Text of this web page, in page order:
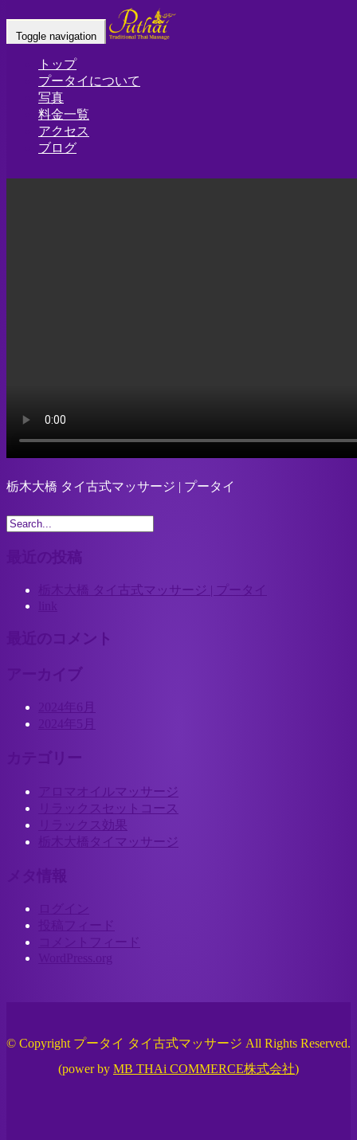
Toggle navigation
トップ
プータイについて
写真
料金一覧
アクセス
ブログ
栃木大橋 タイ古式マッサージ | プータ
--栃木大…
栃木大橋 タイ古式マッサージ | プータイ
栃木大橋 タイ古式マッサージ | プータイ
最近のコメント
アーカイブ
2024年6月
2024年5月
カテゴリー
アロマオイルマッサージ
リラックスセットコース
リラックス効果
栃木大橋タイマッサージ
ログイン
投稿フィード
コメントフィード
WordPress.org
© Copyright プータイ タイ古式マッサージ All Rights Reserved.
(power by MB THAi COMMERCE株式会社)